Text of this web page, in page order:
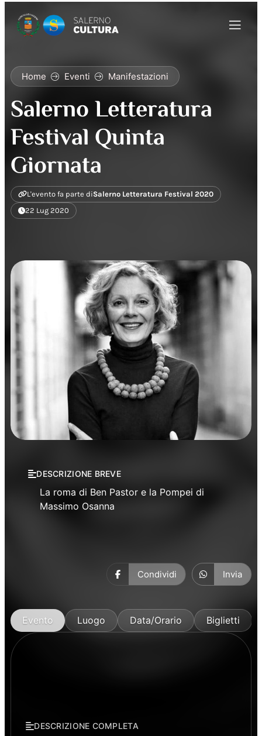
Home Eventi Manifestazioni
Salerno Letteratura
Festival Quinta
Giornata
L'evento fa parte diSalerno Letteratura Festival 2020
22 Lug 2020
DESCRIZIONE BREVE
La roma di Ben Pastor e la Pompei di
Massimo Osanna
Condividi Invia
Evento Luogo Data/Orario Biglietti
DESCRIZIONE COMPLETA